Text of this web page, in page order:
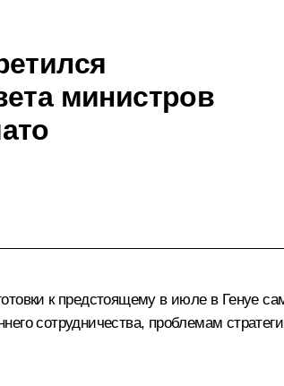
министров
к предстоящему в июле в Генуе
сотрудничества, проблемам